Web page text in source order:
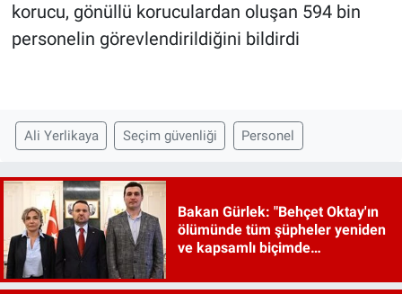
korucu, gönüllü koruculardan oluşan 594 bin
personelin görevlendirildiğini bildirdi
Ali Yerlikaya Seçim güvenliği Personel
Bakan Gürlek: "Behçet Oktay'ın
ölümünde tüm şüpheler yeniden
ve kapsamlı biçimde